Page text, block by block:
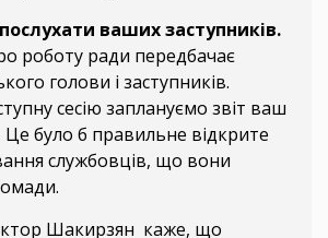
ваших заступників.
роботу ради передбачає
голови і заступників.
сесію заплануємо звіт ваш
Це було б правильне відкрите
службовців, що вони
Шакирзян каже, що